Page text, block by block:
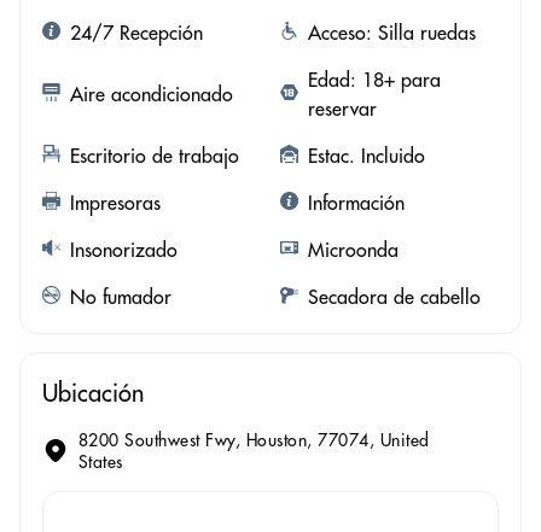
24/7 Recepción Acceso: Silla ruedas
Aire acondicionado
Edad: 18+ para
reservar
Escritorio de trabajo
Estac. Incluido
Impresoras
Información
Insonorizado
Microonda
No fumador
Secadora de cabello
Ubicación
8200 Southwest Fwy, Houston, 77074, United
States